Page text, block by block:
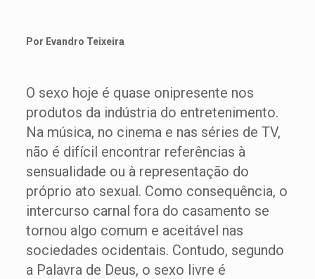
Por Evandro Teixeira
O sexo hoje é quase onipresente nos
produtos da indústria do entretenimento.
Na música, no cinema e nas séries de TV,
não é difícil encontrar referências à
sensualidade ou à representação do
próprio ato sexual. Como consequência, o
intercurso carnal fora do casamento se
tornou algo comum e aceitável nas
sociedades ocidentais. Contudo, segundo
a Palavra de Deus, o sexo livre é